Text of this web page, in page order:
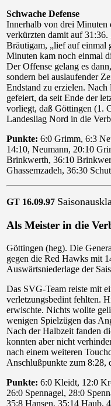
Schwache Defense
Innerhalb von drei Minuten
verkürzten damit auf 31:36.
Bräutigam, „lief auf einmal
Minuten kam noch einmal
Der Offense gelang es
sondern bei auslaufender
Endstand zu erzielen.
gefeiert, da seit Ende der
vorliegt, daß Göttingen (1.
Landesliag Nord in die
Punkte: 6:0 Grimm, 6:3
14:10, Neumann, 20:10
Brinkwerth, 36:10
Ghassemzadeh, 36:30
GT 16.09.97
Als Meister in die
Göttingen (heg). Die
gegen die Red Hawks mit
Auswärtsniederlage der
Das SVG-Team reiste mit
verletzungsbedint fehlten.
erwischte. Nichts wollte
wenigen Spielzügen das
Nach der Halbzeit fanden
konnten aber nicht
nach einem weiteren
Anschlußpunkte zum 8:28,
Punkte: 6:0 Kleidt, 12:0
26:0 Spennagel, 28:0
35:8 Hansen, 35:14 Haub,